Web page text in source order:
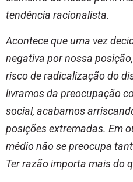
tendência racionalista.
Acontece que uma vez
negativa por nossa
risco de radicalização do
livramos da preocupação
social, acabamos
posições extremadas. Em
médio não se preocupa
Ter razão importa mais do